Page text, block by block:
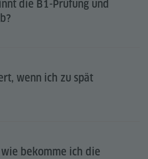
die B1-Prüfung und
wenn ich zu spät
bekomme ich die